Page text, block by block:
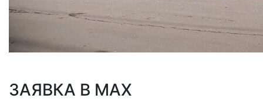
ЗАЯВКА В MAX